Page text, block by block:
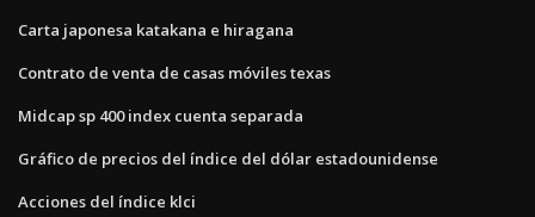
Carta japonesa katakana e hiragana
Contrato de venta de casas móviles texas
Midcap sp 400 index cuenta separada
Gráfico de precios del índice del dólar estadounidense
Acciones del índice klci